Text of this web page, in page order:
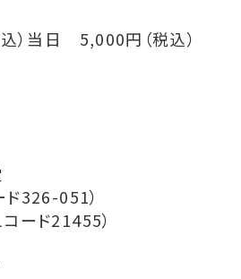
）当日 5,000円（税込）
ド326-051）
コード21455）